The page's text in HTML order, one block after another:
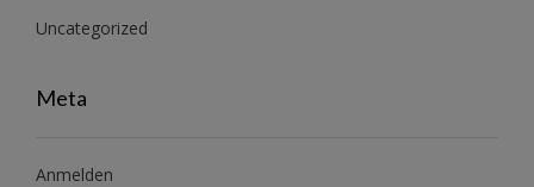
Uncategorized
Meta
Anmelden